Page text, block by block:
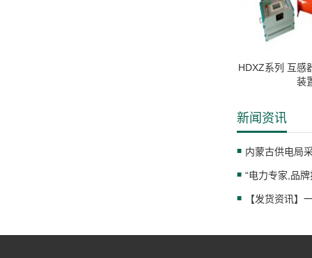
HDXZ系列 互感
装
新闻资讯
内蒙古供电局
【发货资讯】